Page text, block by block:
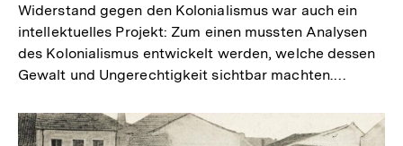
Widerstand gegen den Kolonialismus war auch ein
intellektuelles Projekt: Zum einen mussten Analysen
des Kolonialismus entwickelt werden, welche dessen
Gewalt und Ungerechtigkeit sichtbar machten.…